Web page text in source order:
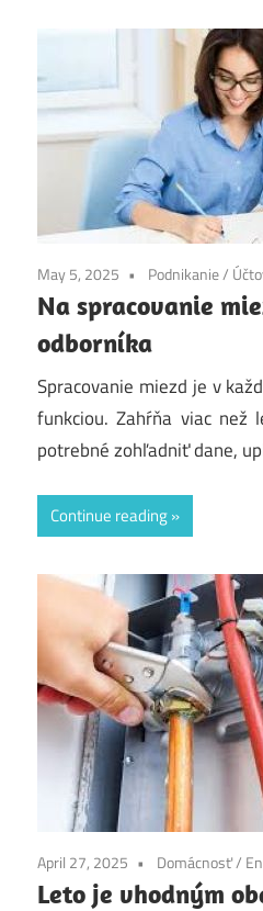
May 5, 2025 Podnikanie/
Na spracovanie
odborníka
Spracovanie miezd je v
funkciou. Zahŕňa viac než
potrebné zohľadniť dane,
Continue reading
April 27, 2025 Domácnosť/
Leto je vhodným